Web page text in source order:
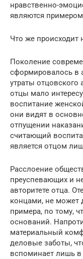
нравственно-
являются
Что же происходит
Поколение
сформировалось в
утраты отцовского
отцы мало
воспитание
они видят в
отпущении
считающий
является отцом
Расслоение
преуспевающих и
авторитете отца.
концами, не может
примера, по тому,
оснований.
материальный
деловые заботы,
вспоминает лишь в